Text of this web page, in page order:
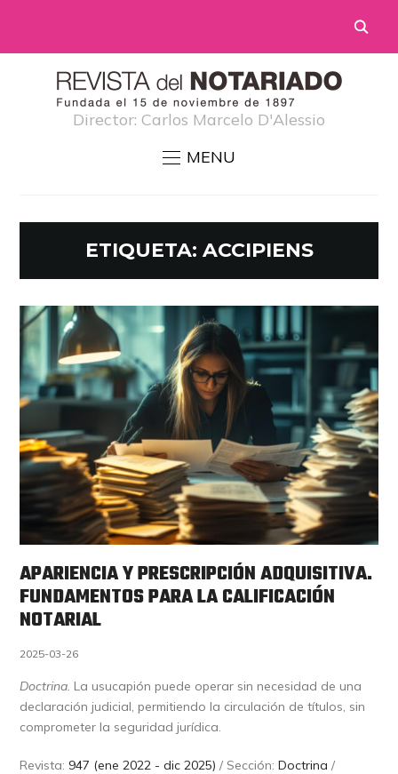
Director: Carlos Marcelo D'Alessio
MENU
ETIQUETA: ACCIPIENS
APARIENCIA Y PRESCRIPCIÓN ADQUISITIVA.
FUNDAMENTOS PARA LA CALIFICACIÓN
NOTARIAL
2025-03-26
Doctrina. La usucapión puede operar sin necesidad de una
declaración judicial, permitiendo la circulación de títulos, sin
comprometer la seguridad jurídica.
Revista: 947 (ene 2022 - dic 2025) / Sección:Doctrina /